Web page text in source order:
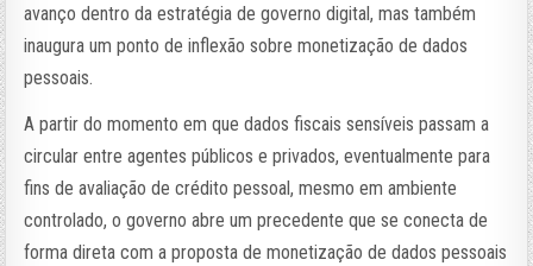
avanço dentro da estratégia de governo digital, mas também
inaugura um ponto de inflexão sobre monetização de dados
pessoais.
A partir do momento em que dados fiscais sensíveis passam a
circular entre agentes públicos e privados, eventualmente para
fins de avaliação de crédito pessoal, mesmo em ambiente
controlado, o governo abre um precedente que se conecta de
forma direta com a proposta de monetização de dados pessoais